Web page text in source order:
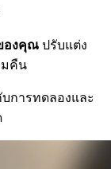
องคุณ ปรับแต่ง
มคืน
บการทดลองและ